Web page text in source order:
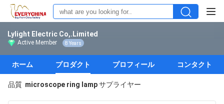
Lylight Electric Co,.Limited
Active Member 8 Years
ホーム プロダクト プロフィール コンタクト
品質 microscope ring lampサプライヤー